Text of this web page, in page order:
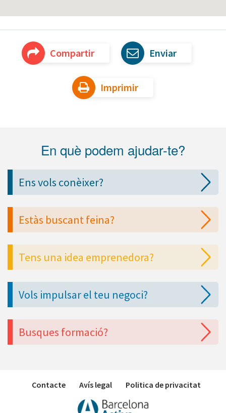
Compartir Enviar
Imprimir
En què podem ajudar-te?
Ens vols conèixer?
Estàs buscant feina?
Tens una idea emprenedora?
Vols impulsar el teu negoci?
Busques formació?
Contacte Avís legal Politica de privacitat